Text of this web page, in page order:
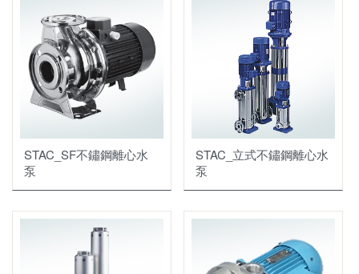
衛生級泵浦恆壓變頻組
STAC_SF不鏽鋼離心水
泵
STAC_立式不鏽鋼離心水
泵